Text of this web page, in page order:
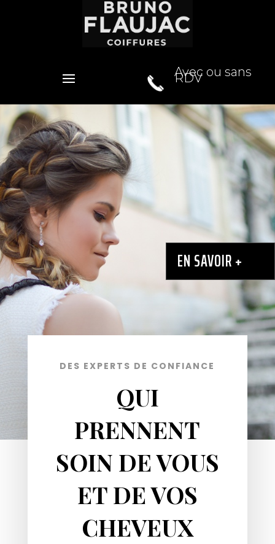
Avec ou sans
RDV
SALON DE COIFFURE MIXTE
BRUNO FLAUJAC
BRUGES
EN SAVOIR +
DES EXPERTS DE CONFIANCE
QUI
PRENNENT
SOIN DE VOUS
ET DE VOS
CHEVEUX